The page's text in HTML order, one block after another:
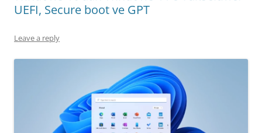
UEFI, Secure boot ve GPT
Leave a reply